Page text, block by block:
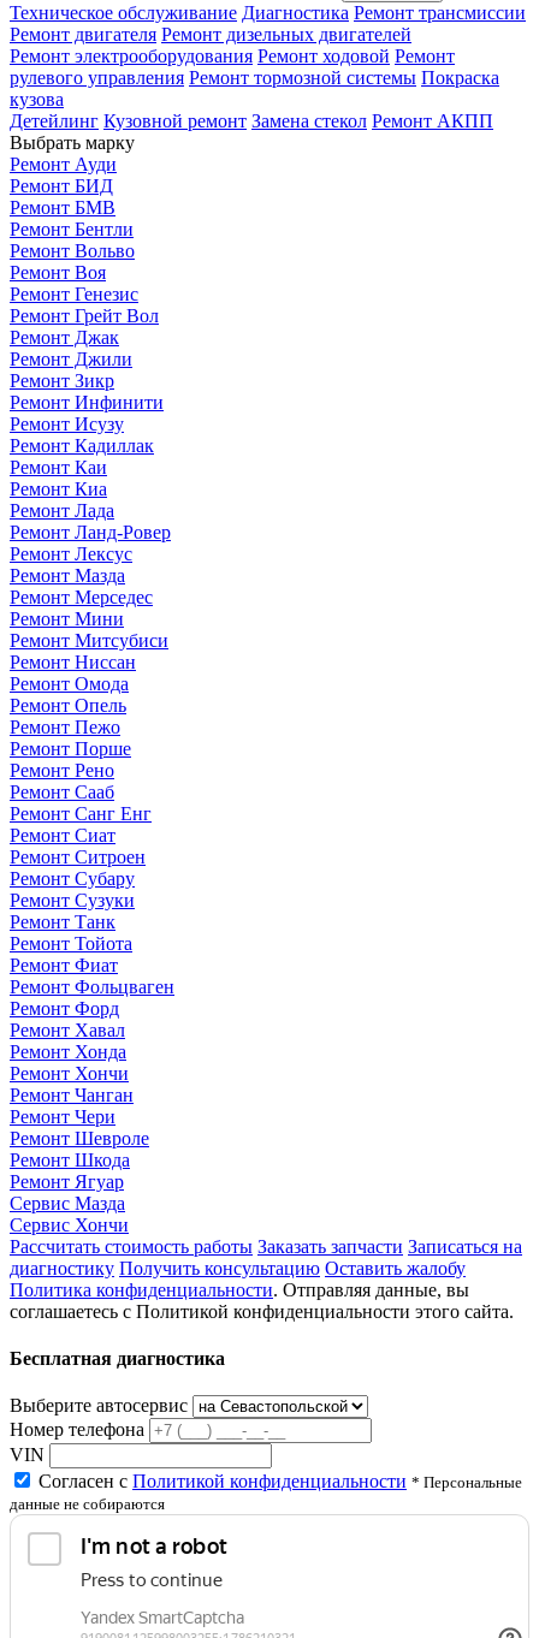
Техническое обслуживание Диагностика Ремонт трансмиссии
Ремонт двигателя Ремонт дизельных двигателей
Ремонт электрооборудования Ремонт ходовой Ремонт
рулевого управления Ремонт тормозной системы Покраска
кузова
Детейлинг Кузовной ремонт Замена стекол Ремонт АКПП
Выбрать марку
Ремонт Ауди
Ремонт БИД
Ремонт БМВ
Ремонт Бентли
Ремонт Вольво
Ремонт Воя
Ремонт Генезис
Ремонт Грейт Вол
Ремонт Джак
Ремонт Джили
Ремонт Зикр
Ремонт Инфинити
Ремонт Исузу
Ремонт Кадиллак
Ремонт Каи
Ремонт Киа
Ремонт Лада
Ремонт Ланд-Ровер
Ремонт Лексус
Ремонт Мазда
Ремонт Мерседес
Ремонт Мини
Ремонт Митсубиси
Ремонт Ниссан
Ремонт Омода
Ремонт Опель
Ремонт Пежо
Ремонт Порше
Ремонт Рено
Ремонт Сааб
Ремонт Санг Енг
Ремонт Сиат
Ремонт Ситроен
Ремонт Субару
Ремонт Сузуки
Ремонт Танк
Ремонт Тойота
Ремонт Фиат
Ремонт Фольцваген
Ремонт Форд
Ремонт Хавал
Ремонт Хонда
Ремонт Хончи
Ремонт Чанган
Ремонт Чери
Ремонт Шевроле
Ремонт Шкода
Ремонт Ягуар
Сервис Мазда
Сервис Хончи
Рассчитать стоимость работы Заказать запчасти Записаться на
диагностику Получить консультацию Оставить жалобу
Политика конфиденциальности. Отправляя данные, вы
соглашаетесь с Политикой конфиденциальности этого сайта.
Бесплатная диагностика
Выберите автосервис
Номер телефона
VIN
Согласен с Политикой конфиденциальности * Персональные
данные не собираются